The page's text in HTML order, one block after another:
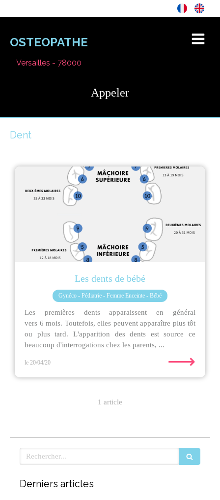
OSTEOPATHE
Versailles - 78000
Appeler
Dent
Les dents de bébé
Gynéco - Pédiatrie - Femme Enceinte - Bébé
Les premières dents apparaissent en général
vers 6 mois. Toutefois, elles peuvent apparaître plus tôt
ou plus tard. L'apparition des dents est source ce
beaucoup d'interrogations chez les parents, ...
le 20/04/20 ⟶
1 article
Rechercher
Derniers articles